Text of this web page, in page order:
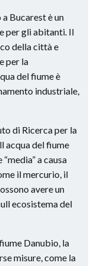
Bucarest è un
per gli abitanti. Il
della città e
per la
del fiume è
industriale,
di Ricerca per la
acqua del fiume
a causa
il mercurio, il
avere un
ecosistema del
Danubio, la
misure, come la